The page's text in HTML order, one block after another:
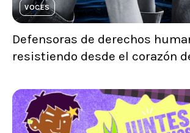
VOCES
Defensoras de derechos
resistiendo desde el corazón